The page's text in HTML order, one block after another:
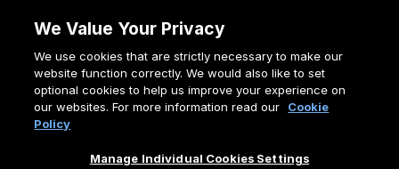
contenu
Fil
d'Ariane
Home
Centre de connaissances
Impossible d’installer un foyer ? Optez pour un e-
MatriX
We Value Your Privacy
We use cookies that are strictly necessary to make our
website function correctly. We would also like to set
optional cookies to help us improve your experience on
our websites. For more information read our
Cookie
Policy
Manage Individual Cookies Settings